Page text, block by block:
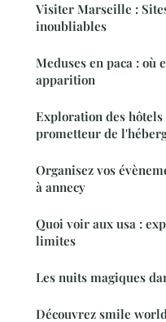
Visiter Marseille :
inoubliables
Meduses en paca : où
apparition
Exploration des
prometteur de
Organisez vos
à annecy
Quoi voir aux usa :
limites
Les nuits magiques
Découvrez smile